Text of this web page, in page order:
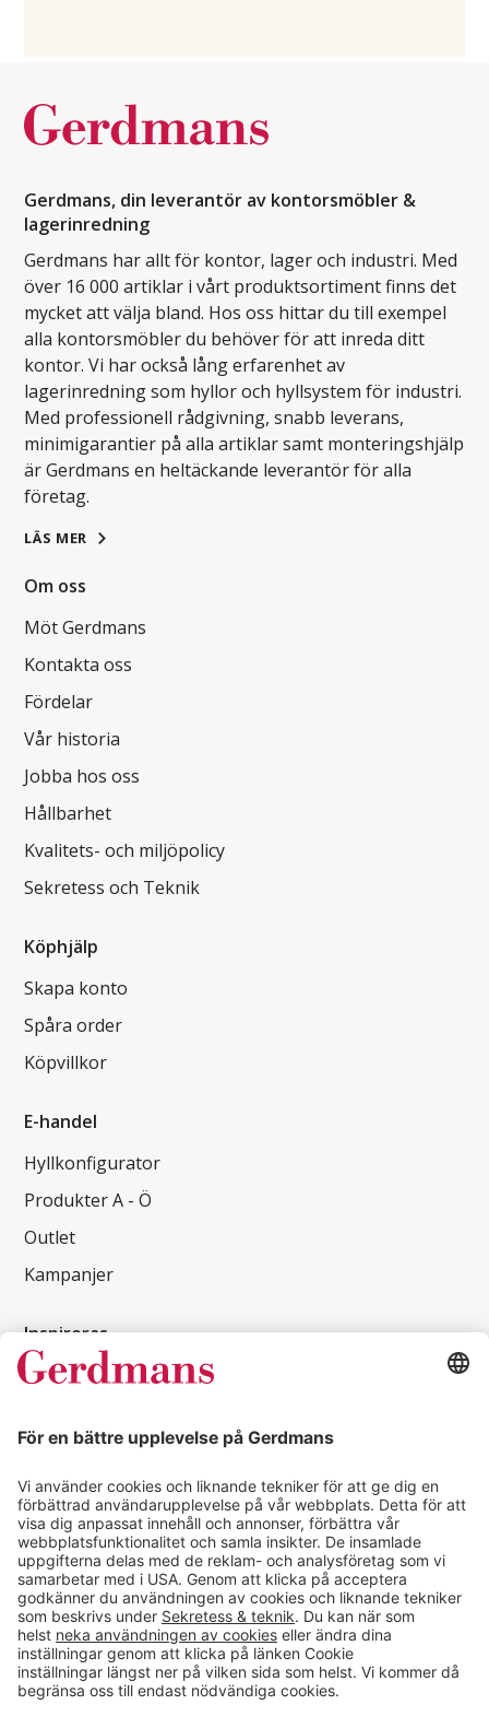
Gerdmans, din leverantör av kontorsmöbler &
lagerinredning
Gerdmans har allt för kontor, lager och industri. Med
över 16 000 artiklar i vårt produktsortiment finns det
mycket att välja bland. Hos oss hittar du till exempel
alla kontorsmöbler du behöver för att inreda ditt
kontor. Vi har också lång erfarenhet av
lagerinredning som hyllor och hyllsystem för industri.
Med professionell rådgivning, snabb leverans,
minimigarantier på alla artiklar samt monteringshjälp
är Gerdmans en heltäckande leverantör för alla
företag.
LÄS MER
Om oss
Möt Gerdmans
Kontakta oss
Fördelar
Vår historia
Jobba hos oss
Hållbarhet
Kvalitets- och miljöpolicy
Sekretess och Teknik
Köphjälp
Skapa konto
Spåra order
Köpvillkor
E-handel
Hyllkonfigurator
Produkter A - Ö
Outlet
Kampanjer
Inspireras
Kundcase
Läsvärt
Kontakt
info@gerdmans.se
0433-740 80
Kundservice öppettider
Vardagar 07.30-17.00